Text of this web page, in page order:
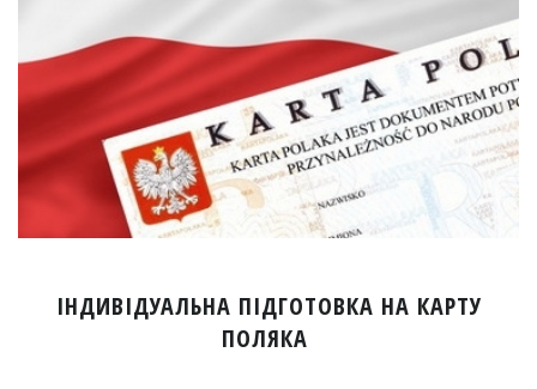
ІНДИВІДУАЛЬНА ПІДГОТОВКА НА КАРТУ
ПОЛЯКА